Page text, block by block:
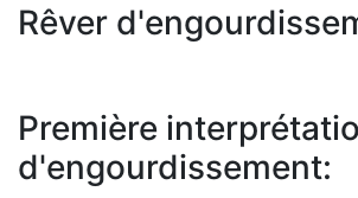
Rêver
Première
d'engourdissement: